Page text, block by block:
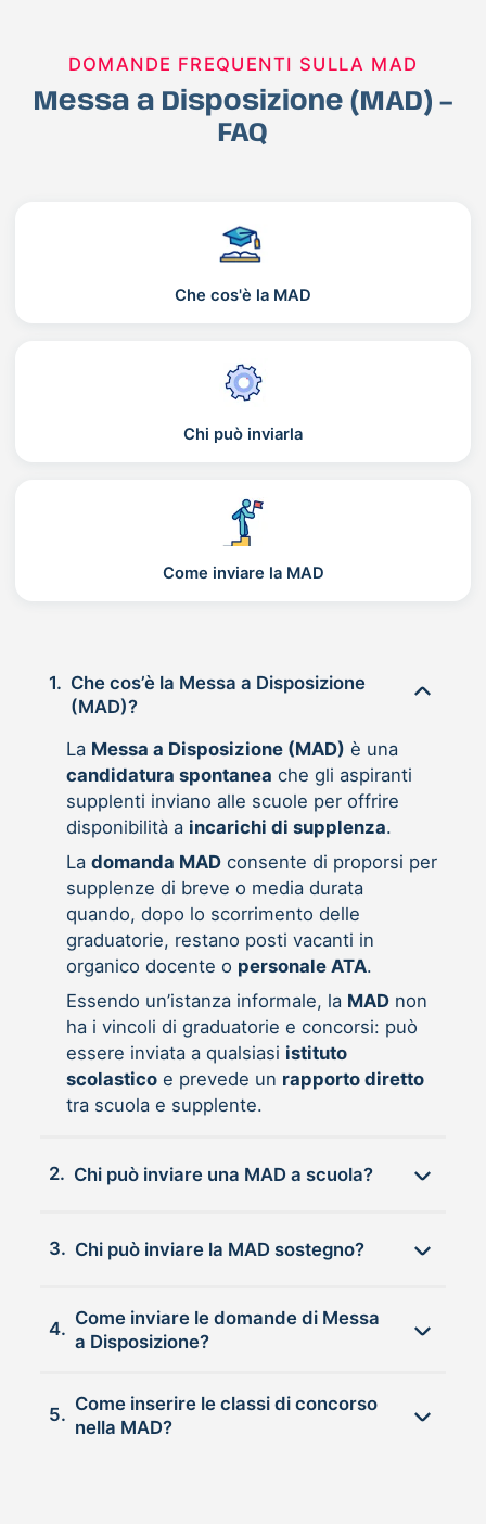
DOMANDE FREQUENTI SULLA MAD
Messa a Disposizione (MAD) –
FAQ
Che cos'è la MAD
Chi può inviarla
Come inviare la MAD
1. Che cos’è la Messa a Disposizione
(MAD)?
La Messa a Disposizione (MAD) è una
candidatura spontanea che gli aspiranti
supplenti inviano alle scuole per offrire
disponibilità a incarichi di supplenza.
La domanda MADconsente di proporsi per
supplenze di breve o media durata
quando, dopo lo scorrimento delle
graduatorie, restano posti vacanti in
organico docente o personale ATA.
Essendo un’istanza informale, la MADnon
ha i vincoli di graduatorie e concorsi: può
essere inviata a qualsiasi istituto
scolasticoe prevede un rapporto diretto
tra scuola e supplente.
2. Chi può inviare una MAD a scuola?
3. Chi può inviare la MAD sostegno?
4.
Come inviare le domande di Messa
a Disposizione?
5.
Come inserire le classi di concorso
nella MAD?